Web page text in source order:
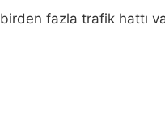
birden fazla trafik hattı